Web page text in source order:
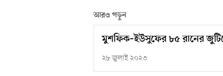
আরও পড়ুন
মুশফিক–ইউসুফের ৮৫ রানের
২৮ জুলাই ২০২৩